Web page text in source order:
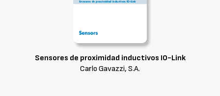
Sensores de proximidad inductivos IO-Link
Carlo Gavazzi, S.A.